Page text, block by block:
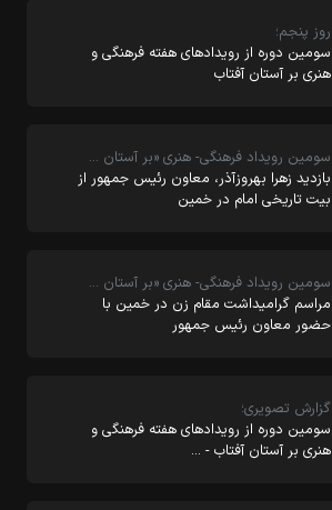
روز پنجم؛
سومین دوره از رویدادهای هفته فرهنگی و
هنری بر آستان آفتاب
سومین رویداد فرهنگی- هنری «بر آستان …
بازدید زهرا بهروزآذر، معاون رئیس جمهور از
بیت تاریخی امام در خمین
سومین رویداد فرهنگی- هنری «بر آستان …
مراسم گرامیداشت مقام زن در خمین با
حضور معاون رئیس جمهور
گزارش تصویری؛
سومین دوره از رویدادهای هفته فرهنگی و
هنری بر آستان آفتاب - …